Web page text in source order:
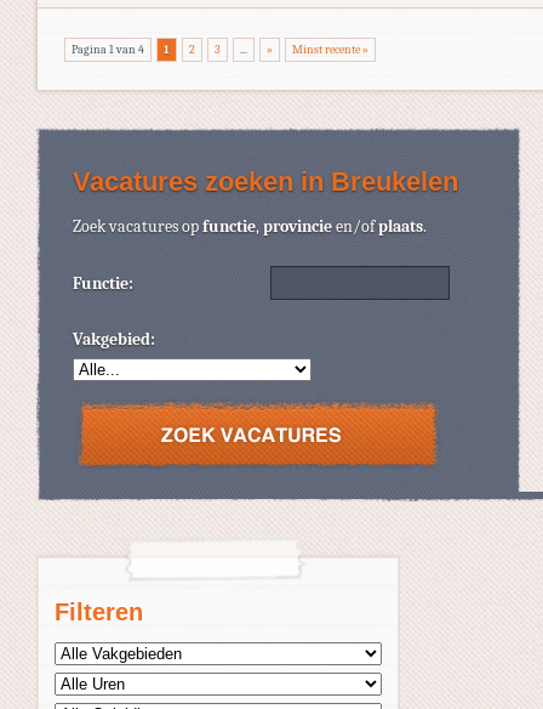
Filteren
Pagina 1 van 4 1 2 3 ... » Minst recente »
Vacatures zoeken in Breukelen
Zoek vacatures opfunctie,provincieen/ofplaats.
Functie:
Vakgebied: